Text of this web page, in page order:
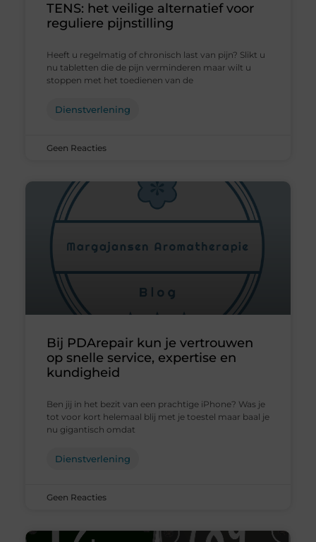
TENS: het veilige alternatief voor
reguliere pijnstilling
Heeft u regelmatig of chronisch last van pijn? Slikt u
nu tabletten die de pijn verminderen maar wilt u
stoppen met het toedienen van de
Dienstverlening
Geen Reacties
Bij PDArepair kun je vertrouwen
op snelle service, expertise en
kundigheid
Ben jij in het bezit van een prachtige iPhone? Was je
tot voor kort helemaal blij met je toestel maar baal je
nu gigantisch omdat
Dienstverlening
Geen Reacties